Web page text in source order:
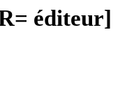
éditeur]